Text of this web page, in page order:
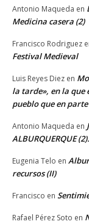
Antonio Maqueda en
Medicina casera (2)
Francisco Rodriguez
Festival Medieval
Luis Reyes Diez en
la tarde», en la que
pueblo que en
Antonio Maqueda en
ALBURQUERQUE
Eugenia Telo en
recursos (II)
Francisco en
Rafael Pérez Soto en